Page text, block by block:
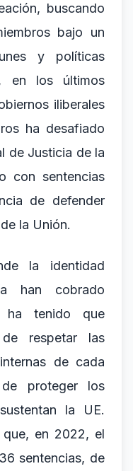
buscando
bajo un
y políticas
en los últimos
iliberales
ha desafiado
de Justicia de la
con sentencias
de defender
la Unión.
la identidad
han cobrado
ha tenido que
respetar las
de cada
proteger los
la UE.
que, en 2022, el
sentencias, de